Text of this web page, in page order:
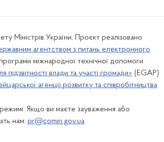
Міністрів України. Проєкт реалізовано
агентством з питань електронного
міжнародної технічної допомоги
влади та участі громади» (EGAP)
агенції розвитку та співробітництва
Якщо ви маєте зауваження або
нам: pr@comin.gov.ua